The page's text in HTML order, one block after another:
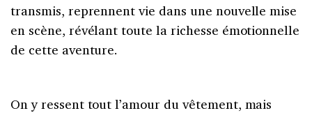
transmis, reprennent vie dans une nouvelle mise
en scène, révélant toute la richesse émotionnelle
de cette aventure.
On y ressent tout l’amour du vêtement, mais